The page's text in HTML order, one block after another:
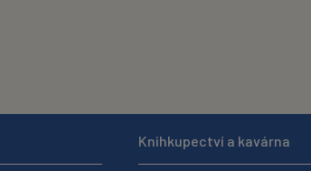
Knihkupectví a kavárna